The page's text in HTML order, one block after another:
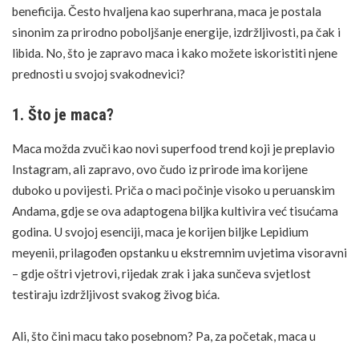
beneficija. Često hvaljena kao superhrana , maca je postala
sinonim za prirodno poboljšanje energije, izdržljivosti, pa čak i
libida. No, što je zapravo maca i kako možete iskoristiti njene
prednosti u svojoj svakodnevici?
1. Što je maca?
Maca možda zvuči kao novi superfood trend koji je preplavio
Instagram, ali zapravo, ovo čudo iz prirode ima korijene
duboko u povijesti. Priča o maci počinje visoko u peruanskim
Andama, gdje se ova adaptogena biljka kultivira već tisućama
godina. U svojoj esenciji, maca je korijen biljke Lepidium
meyenii, prilagođen opstanku u ekstremnim uvjetima visoravni
– gdje oštri vjetrovi, rijedak zrak i jaka sunčeva svjetlost
testiraju izdržljivost svakog živog bića.
Ali, što čini macu tako posebnom? Pa, za početak, maca u